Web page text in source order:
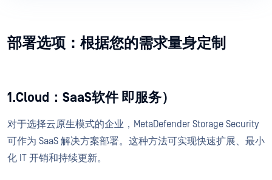
部署选项：根据您的需求量身定制
1.Cloud：SaaS软件 即服务）
对于选择云原生模式的企业，MetaDefender Storage Security
可作为 SaaS 解决方案部署。这种方法可实现快速扩展、最小
化 IT 开销和持续更新。